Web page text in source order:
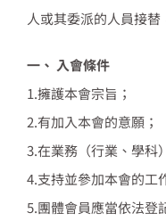
人或其委派的人員接
一、 入會條件
1.擁護本會宗旨；
2.有加入本會的意願；
3.在業務（行業、學科
4.支持並參加本會的工
5.團體會員應當依法登